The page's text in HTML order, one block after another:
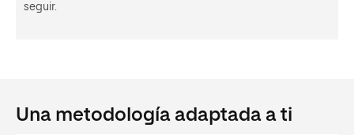
seguir.
Una metodología adaptada a ti